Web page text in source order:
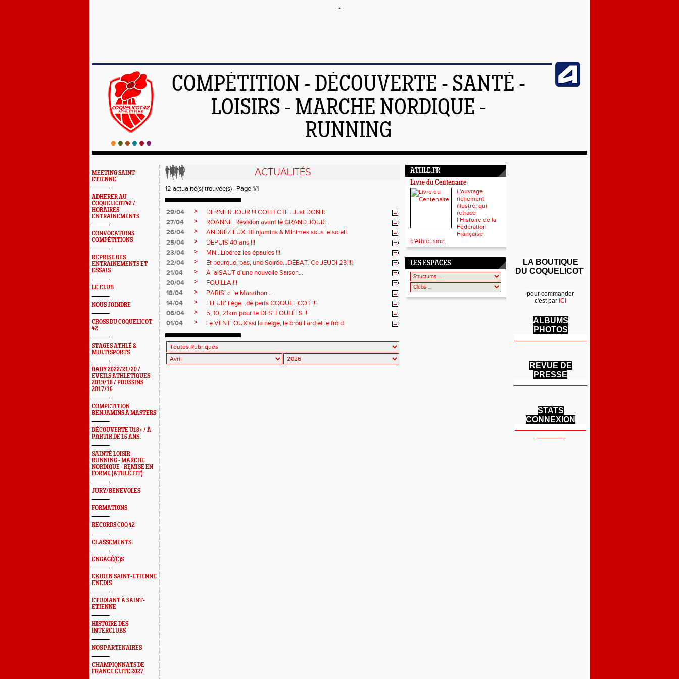
COMPÉTITION - DÉCOUVERTE - SANTÉ -
LOISIRS - MARCHE NORDIQUE -
RUNNING
MEETING SAINT
ETIENNE
ADHERER AU
COQUELICOT42 /
HORAIRES
ENTRAINEMENTS
CONVOCATIONS
COMPÉTITIONS
REPRISE DES
ENTRAINEMENTS ET
ESSAIS
LE CLUB
NOUS JOINDRE
CROSS DU COQUELICOT
42
STAGES ATHLÉ &
MULTISPORTS
BABY 2022/21/20 /
EVEILS ATHLETIQUES
2019/18 / POUSSINS
2017/16
COMPETITION
BENJAMINS À MASTERS
DÉCOUVERTE U18+ / À
PARTIR DE 16 ANS.
SAINTÉ LOISIR -
RUNNING - MARCHE
NORDIQUE - REMISE EN
FORME (ATHLÉ FIT)
JURY/BENEVOLES
FORMATIONS
RECORDS COQ 42
CLASSEMENTS
ENGAGÉ(E)S
EKIDEN SAINT-ETIENNE
ENEDIS
ETUDIANT À SAINT-
ETIENNE
HISTOIRE DES
INTERCLUBS
NOS PARTENAIRES
CHAMPIONNATS DE
FRANCE ÉLITE 2027
ACTUALITÉS
12 actualité(s) trouvée(s) | Page 1/1
29/04 >
DERNIER JOUR !!! COLLECTE...Just DON It.
27/04
>
ROANNE. Révision avant le GRAND JOUR…
26/04
>
ANDRÉZIEUX. BEnjamins & MInimes sous le soleil.
25/04
>
DEPUIS 40 ans !!!
23/04
>
MN...Libérez les épaules !!!
22/04
>
Et pourquoi pas, une Soirée...DÉBAT. Ce JEUDI 23 !!!
21/04
>
À la’SAUT d’une nouvelle Saison...
20/04
>
FOUILLA !!!
18/04
>
PARIS' ci le Marathon...
14/04
>
FLEUR' ilège...de perfs COQUELICOT !!!
06/04
>
5, 10, 21km pour te DES' FOULÉES !!!
01/04
> Le VENT' OUX'ssi la neige, le brouillard et le froid.
ATHLE.FR
Livre du Centenaire
L'ouvrage
richement
illustré, qui
retrace
l’Histoire de la
Fédération
Française
d'Athlétisme.
LES ESPACES
LA BOUTIQUE
DU COQUELICOT
pour commander
c'est par ICI
ALBUMS
PHOTOS
REVUE DE
PRESSE
STATS
CONNEXION